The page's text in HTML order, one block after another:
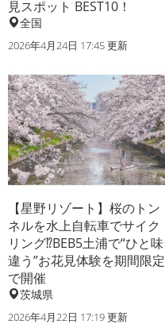
見スポット BEST10！
全国
2026年4月24日 17:45 更新
【星野リゾート】桜のトン
ネルを水上自転車でサイク
リング⁉BEB5土浦で“ひと味
違う”お花見体験を期間限定
で開催
茨城県
2026年4月22日 17:19 更新